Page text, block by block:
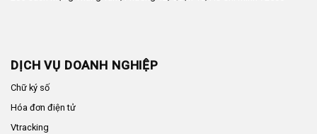
DỊCH VỤ DOANH NGHIỆP
Chữ ký số
Hóa đơn điện tử
Vtracking